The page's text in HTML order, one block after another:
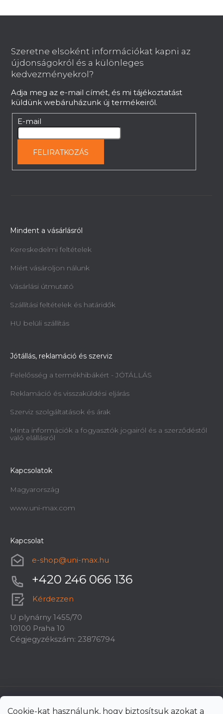
Cookie-kat használunk, hogy biztosítsuk azokat a
r
í
t
s
e
l
Szeretne elsoként információkat kapni az
újdonságokról és a különleges
kedvezményekrol?
Adja meg az e-mail címét, és mi tájékoztatást
küldünk webáruházunk új termékeiről.
E-mail
FELIRATKOZÁS
Mindent a vásárlásról
Kereskedelmi feltételek
Miért vásároljon nálunk
Vásárlási útmutató
Szállítási feltételek és határidők
HU belüli szállítás
Jótállás, reklamáció és szerviz
Felelősség a termékhibákért - JÓTÁLLÁS
Reklamáció és visszaküldési eljárás
Szerviz szolgáltatások és árak
Minta információk a fogyasztók jogairól és a szerződéstől
való elállásról
Kapcsolatok
Magyarország
www.uni-max.com
Kapcsolat
e-shop@uni-max.hu
+420 246 066 136
Kérdezzen
U plynárny 1455/70
10100 Praha 10
Cégjegyzékszám: 23876794